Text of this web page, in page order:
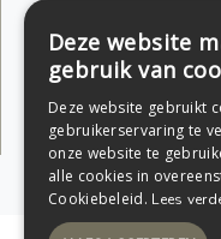
© 2026 dirk van
Deze website
gebruik van
Deze website gebruikt
gebruikerservaring te
onze website te
alle cookies in
Cookiebeleid. Lees